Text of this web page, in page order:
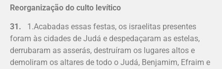
Reorganização do culto levítico
31. 1.Acabadas essas festas, os israe­litas presentes
foram às cidades de Judá e despedaçaram as estelas,
derrubaram as asserás, destruíram os lugares altos e
demoliram os altares de todo o Judá, Benjamim, Efraim e